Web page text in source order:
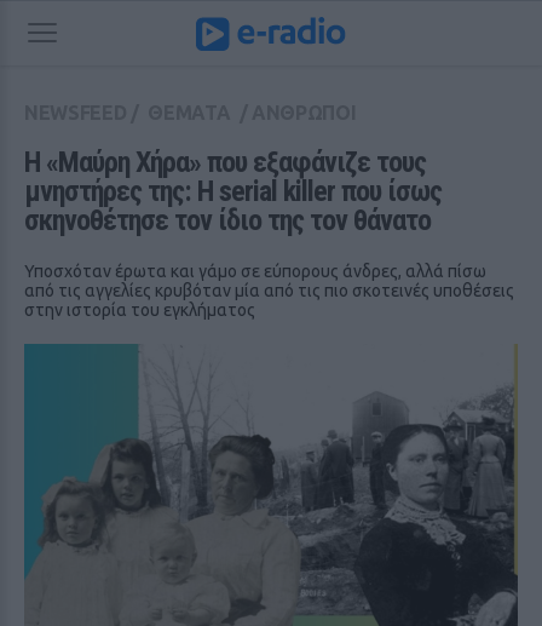
Η «Μαύρη Χήρα» που εξαφάνιζε τους
μνηστήρες της: Η serial killer που ίσως
σκηνοθέτησε τον ίδιο της τον θάνατο
Υποσχόταν έρωτα και γάμο σε εύπορους άνδρες, αλλά πίσω
από τις αγγελίες κρυβόταν μία από τις πιο σκοτεινές υποθέσεις
στην ιστορία του εγκλήματος